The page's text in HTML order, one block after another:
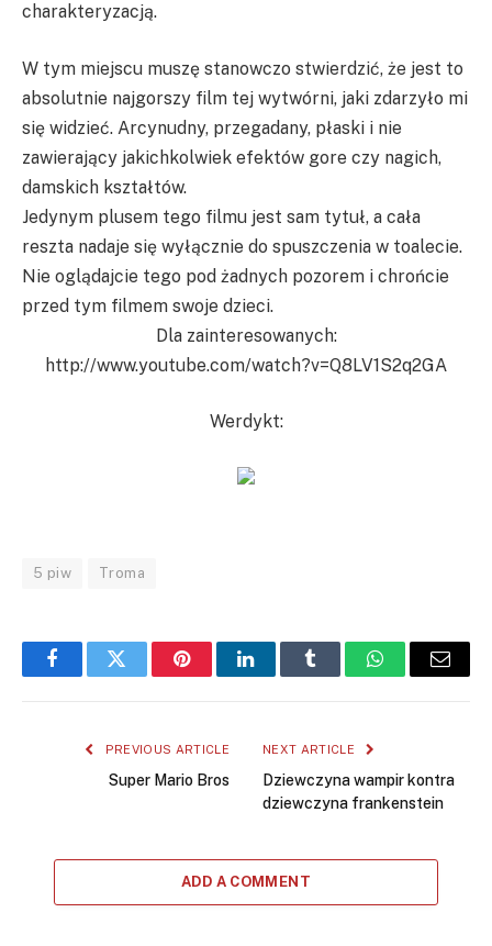
charakteryzacją.
W tym miejscu muszę stanowczo stwierdzić, że jest to
absolutnie najgorszy film tej wytwórni, jaki zdarzyło mi
się widzieć. Arcynudny, przegadany, płaski i nie
zawierający jakichkolwiek efektów gore czy nagich,
damskich kształtów.
Jedynym plusem tego filmu jest sam tytuł, a cała
reszta nadaje się wyłącznie do spuszczenia w toalecie.
Nie oglądajcie tego pod żadnych pozorem i chrońcie
przed tym filmem swoje dzieci.
Dla zainteresowanych:
http://www.youtube.com/watch?v=Q8LV1S2q2GA
Werdykt:
5 piw Troma
FacebookTwitter PinterestLinkedInTumblr WhatsAppEmail
PREVIOUS ARTICLE
Super Mario Bros
NEXT ARTICLE
Dziewczyna wampir kontra
dziewczyna frankenstein
ADD A COMMENT